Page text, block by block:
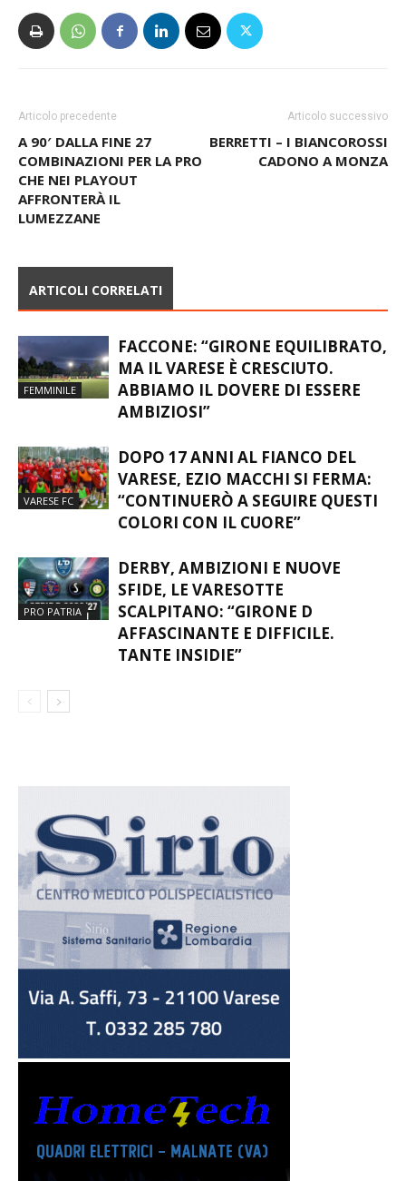
Articolo precedente
A 90′ DALLA FINE 27
COMBINAZIONI PER LA PRO
CHE NEI PLAYOUT
AFFRONTERÀ IL
LUMEZZANE
Articolo successivo
BERRETTI – I BIANCOROSSI
CADONO A MONZA
ARTICOLI CORRELATI
FEMMINILE
FACCONE: “GIRONE EQUILIBRATO,
MA IL VARESE È CRESCIUTO.
ABBIAMO IL DOVERE DI ESSERE
AMBIZIOSI”
VARESE FC
DOPO 17 ANNI AL FIANCO DEL
VARESE, EZIO MACCHI SI FERMA:
“CONTINUERÒ A SEGUIRE QUESTI
COLORI CON IL CUORE”
PRO PATRIA
DERBY, AMBIZIONI E NUOVE
SFIDE, LE VARESOTTE
SCALPITANO: “GIRONE D
AFFASCINANTE E DIFFICILE.
TANTE INSIDIE”